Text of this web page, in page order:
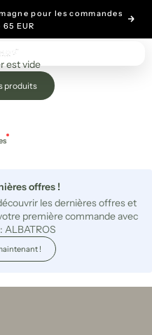
pour les commandes
65 EUR
est vide
produits
offres !
les dernières offres et
première commande avec
ALBATROS
!